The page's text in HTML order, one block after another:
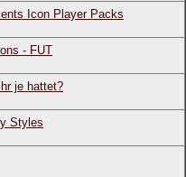
Icon Player Packs
- FUT
je hattet?
Styles